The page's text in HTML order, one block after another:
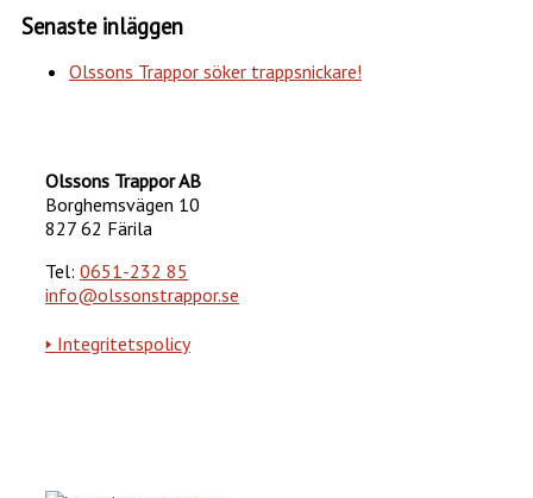
Senaste inläggen
Olssons Trappor söker trappsnickare!
Olssons Trappor AB
Borghemsvägen 10
827 62 Färila
Tel: 0651-232 85
info@olssonstrappor.se
🢒 Integritetspolicy